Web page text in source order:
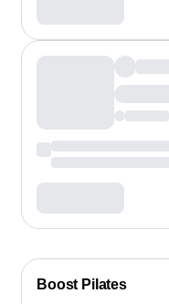
Boost Pilates